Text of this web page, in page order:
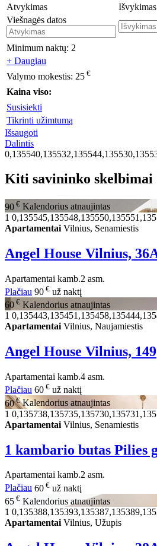
Atvykimas
Išvykimas
Viešnagės datos
Minimum naktų: 2
+ Daugiau
Valymo mokestis: 25 €
Kaina viso:
Susisiekti
Tikrinti užimtumą
Išsaugoti
Dalintis
Kiti savininko skelbimai
90 € Kalendorius atnaujintas
1
Apartamentai Vilnius, Senamiestis
Angel House Vilnius,
Apartamentai kamb.2 asm.
Plačiau 90 € už naktį
60 € Kalendorius atnaujintas
1
Apartamentai Vilnius, Naujamiestis
Angel House Vilnius, 149
Apartamentai kamb.4 asm.
Plačiau 60 € už naktį
60€ Kalendorius atnaujintas
1
Apartamentai Vilnius, Senamiestis
1 kambario butas Pilies
Apartamentai kamb.2 asm.
Plačiau 60 € už naktį
65 € Kalendorius atnaujintas
1
Apartamentai Vilnius, Užupis